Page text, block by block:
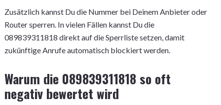
Zusätzlich kannst Du die Nummer bei Deinem Anbieter oder
Router sperren. In vielen Fällen kannst Du die
089839311818 direkt auf die Sperrliste setzen, damit
zukünftige Anrufe automatisch blockiert werden.
Warum die 089839311818 so oft
negativ bewertet wird